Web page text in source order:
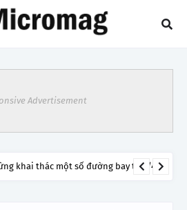
Advertisement
khai thác một số đường bay từ 1/4